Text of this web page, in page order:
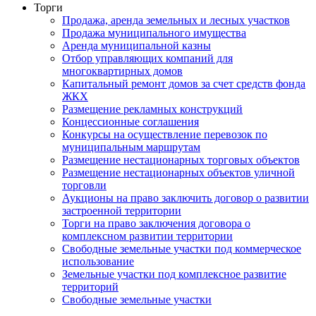
Торги
Продажа, аренда земельных и лесных участков
Продажа муниципального имущества
Аренда муниципальной казны
Отбор управляющих компаний для
многоквартирных домов
Капитальный ремонт домов за счет средств фонда
ЖКХ
Размещение рекламных конструкций
Концессионные соглашения
Конкурсы на осуществление перевозок по
муниципальным маршрутам
Размещение нестационарных торговых объектов
Размещение нестационарных объектов уличной
торговли
Аукционы на право заключить договор о развитии
застроенной территории
Торги на право заключения договора о
комплексном развитии территории
Свободные земельные участки под коммерческое
использование
Земельные участки под комплексное развитие
территорий
Свободные земельные участки